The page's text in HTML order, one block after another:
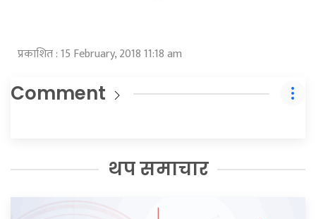
प्रकाशित : 15 February, 2018 11:18 am
Comment
थप समाचार